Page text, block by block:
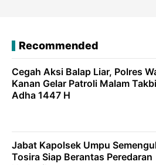
Recommended
Cegah Aksi Balap Liar, Polres
Kanan Gelar Patroli Malam
Adha 1447 H
Jabat Kapolsek Umpu
Tosira Siap Berantas Peredaran